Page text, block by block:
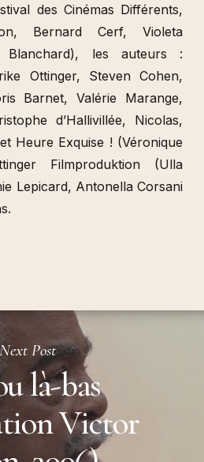
des Cinémas Différents,
Bernard Cerf, Violeta
Blanchard), les auteurs :
Ottinger, Steven Cohen,
Barnet, Valérie Marange,
d’Hallivillée, Nicolas,
Heure Exquise ! (Véronique
Filmproduktion (Ulla
Lepicard, Antonella Corsani
Post
là-bas
Victor